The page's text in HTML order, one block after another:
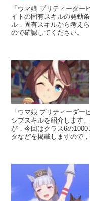
「ウマ娘 プリティーダー
イトの固有スキルの発動
ル，固有スキルから考え
ので確認してください。
「ウマ娘 プリティーダー
シブスキルを紹介します
が，今回はクラス6の
タなどを掲載しますので